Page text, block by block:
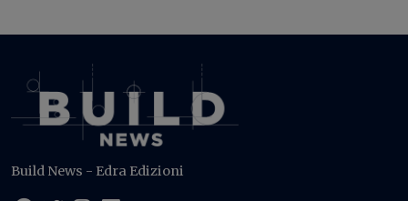
Build News - Edra Edizioni